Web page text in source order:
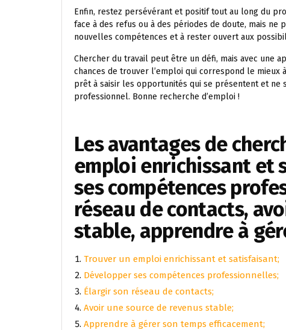
Enfin, restez persévérant et positif tout au long du
face à des refus ou à des périodes de doute, mais ne
nouvelles compétences et à rester ouvert aux
Chercher du travail peut être un défi, mais avec une
chances de trouver l’emploi qui correspond le mieux
prêt à saisir les opportunités qui se présentent et ne
professionnel. Bonne recherche d’emploi !
Les avantages de
emploi enrichissant et
ses compétences
réseau de contacts,
stable, apprendre à
Trouver un emploi enrichissant et satisfaisant;
Développer ses compétences professionnelles;
Élargir son réseau de contacts;
Avoir une source de revenus stable;
Apprendre à gérer son temps efficacement;